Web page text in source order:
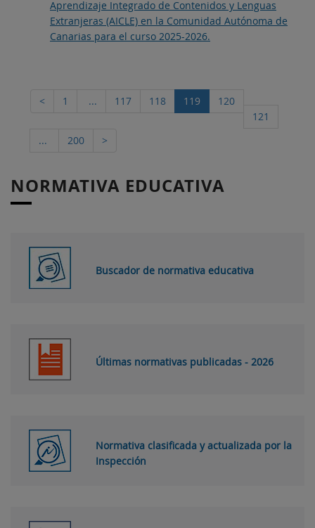
Aprendizaje Integrado de Contenidos y Lenguas
Extranjeras (AICLE) en la Comunidad Autónoma de
Canarias para el curso 2025-2026.
< 1 ... 117 118 119
120
121
...
200 >
NORMATIVA EDUCATIVA
Buscador de normativa educativa
Últimas normativas publicadas - 2026
Normativa clasificada y actualizada por la
Inspección